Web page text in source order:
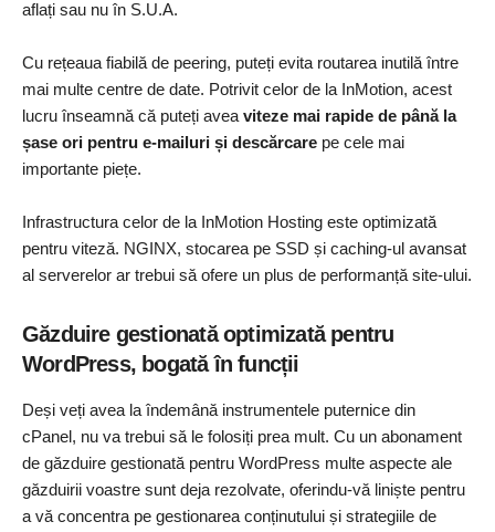
aflați sau nu în S.U.A.
Cu rețeaua fiabilă de peering, puteți evita routarea inutilă între
mai multe centre de date. Potrivit celor de la InMotion, acest
lucru înseamnă că puteți avea viteze mai rapide de până la
șase ori pentru e-mailuri și descărcare pe cele mai
importante piețe.
Infrastructura celor de la InMotion Hosting este optimizată
pentru viteză. NGINX, stocarea pe SSD și caching-ul avansat
al serverelor ar trebui să ofere un plus de performanță site-ului.
Găzduire gestionată optimizată pentru
WordPress, bogată în funcții
Deși veți avea la îndemână instrumentele puternice din
cPanel, nu va trebui să le folosiți prea mult. Cu un abonament
de găzduire gestionată pentru WordPress multe aspecte ale
găzduirii voastre sunt deja rezolvate, oferindu-vă liniște pentru
a vă concentra pe gestionarea conținutului și strategiile de